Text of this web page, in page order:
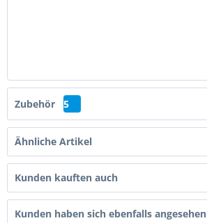
Zubehör 5
Ähnliche Artikel
Kunden kauften auch
Kunden haben sich ebenfalls angesehen